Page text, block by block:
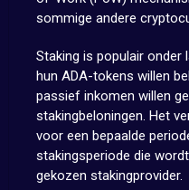
sommige andere
Staking is populair onder
hun ADA-tokens willen
passief inkomen willen
stakingbeloningen. Het
voor een bepaalde
stakingsperiode die
gekozen stakingprovider.